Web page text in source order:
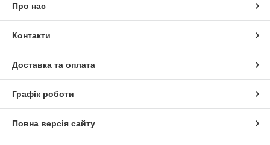
Про нас
Контакти
Доставка та оплата
Графік роботи
Повна версія сайту